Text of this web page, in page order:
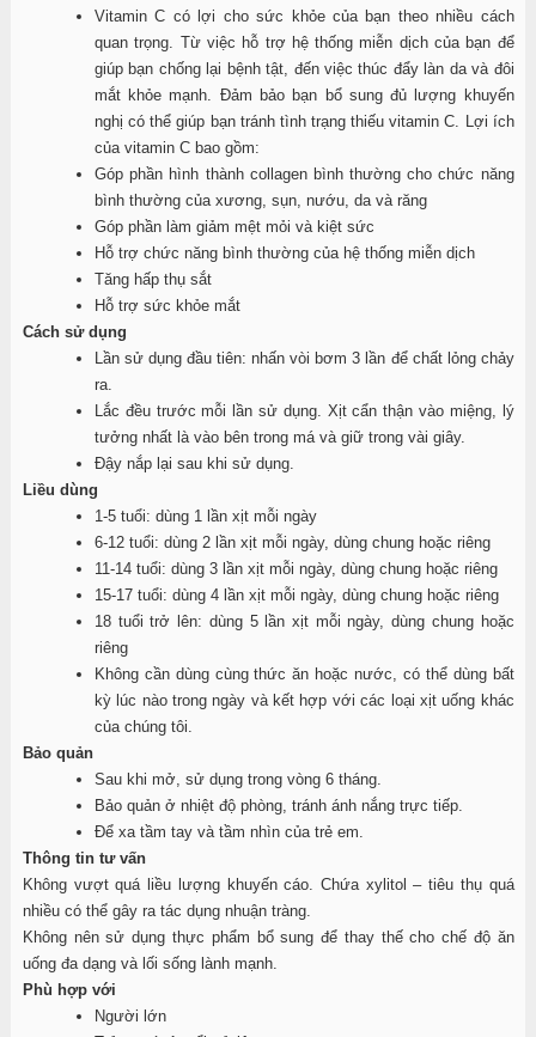
Vitamin C có lợi cho sức khỏe của bạn theo nhiều cách
quan trọng. Từ việc hỗ trợ hệ thống miễn dịch của bạn để
giúp bạn chống lại bệnh tật, đến việc thúc đẩy làn da và đôi
mắt khỏe mạnh. Đảm bảo bạn bổ sung đủ lượng khuyến
nghị có thể giúp bạn tránh tình trạng thiếu vitamin C. Lợi ích
của vitamin C bao gồm:
Góp phần hình thành collagen bình thường cho chức năng
bình thường của xương, sụn, nướu, da và răng
Góp phần làm giảm mệt mỏi và kiệt sức
Hỗ trợ chức năng bình thường của hệ thống miễn dịch
Tăng hấp thụ sắt
Hỗ trợ sức khỏe mắt
Cách sử dụng
Lần sử dụng đầu tiên: nhấn vòi bơm 3 lần để chất lỏng chảy
ra.
Lắc đều trước mỗi lần sử dụng. Xịt cẩn thận vào miệng, lý
tưởng nhất là vào bên trong má và giữ trong vài giây.
Đậy nắp lại sau khi sử dụng.
Liều dùng
1-5 tuổi: dùng 1 lần xịt mỗi ngày
6-12 tuổi: dùng 2 lần xịt mỗi ngày, dùng chung hoặc riêng
11-14 tuổi: dùng 3 lần xịt mỗi ngày, dùng chung hoặc riêng
15-17 tuổi: dùng 4 lần xịt mỗi ngày, dùng chung hoặc riêng
18 tuổi trở lên: dùng 5 lần xịt mỗi ngày, dùng chung hoặc
riêng
Không cần dùng cùng thức ăn hoặc nước, có thể dùng bất
kỳ lúc nào trong ngày và kết hợp với các loại xịt uống khác
của chúng tôi.
Bảo quản
Sau khi mở, sử dụng trong vòng 6 tháng.
Bảo quản ở nhiệt độ phòng, tránh ánh nắng trực tiếp.
Để xa tầm tay và tầm nhìn của trẻ em.
Thông tin tư vấn
Không vượt quá liều lượng khuyến cáo. Chứa xylitol – tiêu thụ quá
nhiều có thể gây ra tác dụng nhuận tràng.
Không nên sử dụng thực phẩm bổ sung để thay thế cho chế độ ăn
uống đa dạng và lối sống lành mạnh.
Phù hợp với
Người lớn